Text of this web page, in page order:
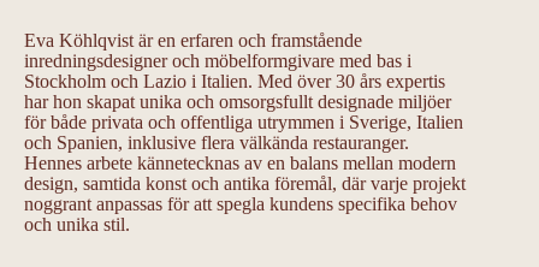
Eva Köhlqvist är en erfaren och framstående
inredningsdesigner och möbelformgivare med bas i
Stockholm och Lazio i Italien. Med över 30 års expertis
har hon skapat unika och omsorgsfullt designade miljöer
för både privata och offentliga utrymmen i Sverige, Italien
och Spanien, inklusive flera välkända restauranger.
Hennes arbete kännetecknas av en balans mellan modern
design, samtida konst och antika föremål, där varje projekt
noggrant anpassas för att spegla kundens specifika behov
och unika stil.